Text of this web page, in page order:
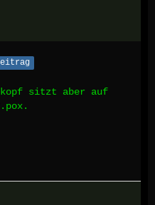
sitzt aber auf